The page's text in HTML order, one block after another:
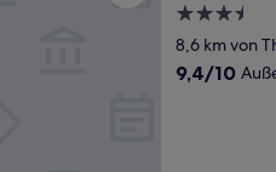
3.5-
Sterne-
Unterkunft
8,6 km von
9.4
9,4/10